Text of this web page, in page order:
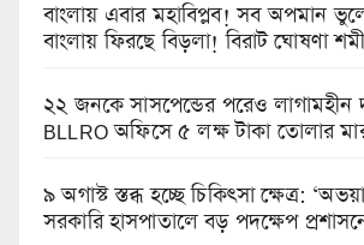
বাংলায় এবার মহাবিপ্লব! সব অপমান
বাংলায় ফিরছে বিড়লা! বিরাট ঘোষণা
২২ জনকে সাসপেন্ডের পরেও লাগামহীন
BLLRO অফিসে ৫ লক্ষ টাকা তোলার
৯ অগাস্ট স্তব্ধ হচ্ছে চিকিৎসা ক্ষেত্র:
সরকারি হাসপাতালে বড় পদক্ষেপ